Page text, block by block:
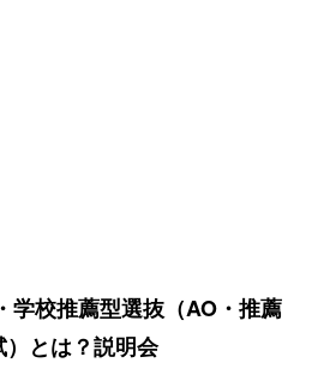
学校推薦型選抜 （AO・推薦
とは？説明会